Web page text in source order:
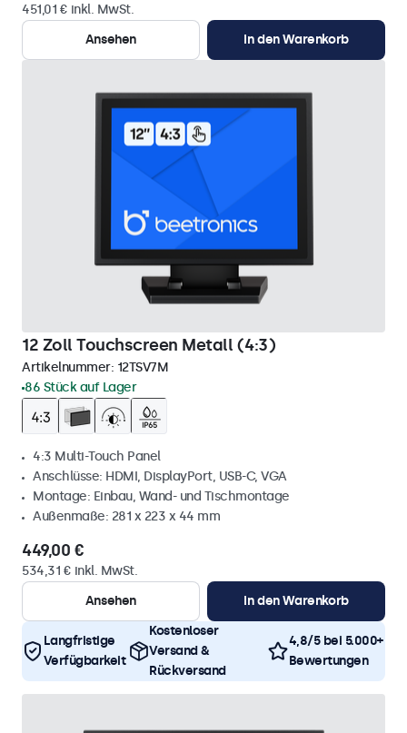
451,01 € inkl. MwSt.
Ansehen
In den Warenkorb
12 Zoll Touchscreen Metall (4:3)
Artikelnummer: 12TSV7M
86 Stück auf Lager
4:3 Multi-Touch Panel
Anschlüsse: HDMI, DisplayPort, USB-C, VGA
Montage: Einbau, Wand- und Tischmontage
Außenmaße: 281 x 223 x 44 mm
449,00 €
534,31 € inkl. MwSt.
Ansehen
In den Warenkorb
Langfristige
Verfügbarkeit
Kostenloser
Versand &
Rückversand
4,8/5 bei 5.000+
Bewertungen